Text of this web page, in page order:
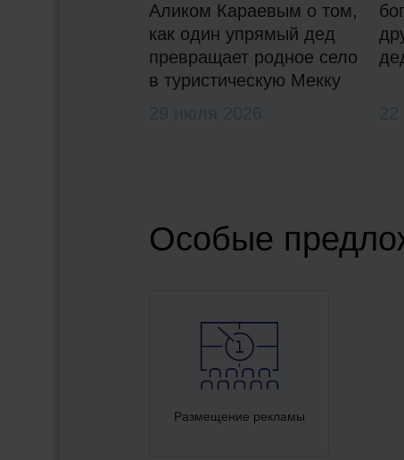
Аликом Караевым о том,
как один упрямый дед
превращает родное село
в туристическую Мекку
Особые
Размещение рекламы